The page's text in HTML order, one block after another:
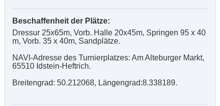
Beschaffenheit der Plätze:
Dressur 25x65m, Vorb. Halle 20x45m, Springen 95 x 40
m, Vorb. 35 x 40m, Sandplätze.
NAVI-Adresse des Turnierplatzes: Am Alteburger Markt,
65510 Idstein-Heftrich.
Breitengrad: 50.212068, Längengrad:8.338189.